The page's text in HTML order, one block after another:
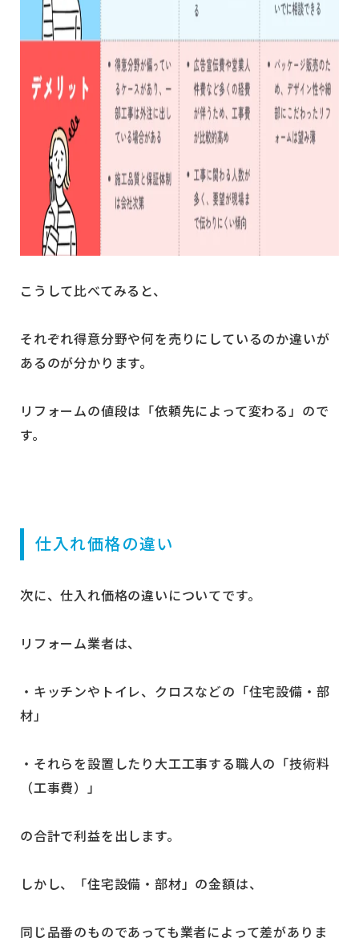
こうして比べてみると、
それぞれ得意分野や何を売りにしているのか違いが
あるのが分かります。
リフォームの値段は「依頼先によって変わる」ので
す。
仕入れ価格の違い
次に、仕入れ価格の違いについてです。
リフォーム業者は、
・キッチンやトイレ、クロスなどの「住宅設備・部
材」
・それらを設置したり大工工事する職人の「技術料
（工事費）」
の合計で利益を出します。
しかし、「住宅設備・部材」の金額は、
同じ品番のものであっても業者によって差がありま